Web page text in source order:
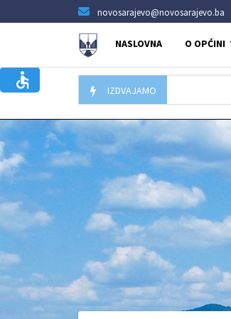
novosarajevo@novosarajevo.ba
NASLOVNA O OPĆINI
IZDVAJAMO